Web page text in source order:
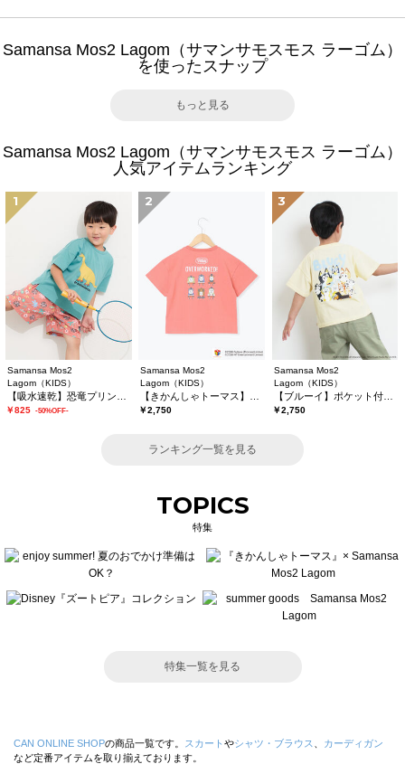
Samansa Mos2 Lagom（サマンサモスモス ラーゴム）
を使ったスナップ
もっと見る
Samansa Mos2 Lagom（サマンサモスモス ラーゴム）
人気アイテムランキング
1
Samansa Mos2
Lagom（KIDS）
￥825 -50%OFF-
2
Samansa Mos2
Lagom（KIDS）
￥2,750
3
Samansa Mos2
Lagom（KIDS）
【ブルーイ】ポケット付きプリントTシャツ
￥2,750
ランキング一覧を見る
TOPICS
特集
特集一覧を見る
CAN ONLINE SHOPの商品一覧です。 スカート やシャツ・ブラウス
カーディガン
など定番アイテムを取り揃えております。